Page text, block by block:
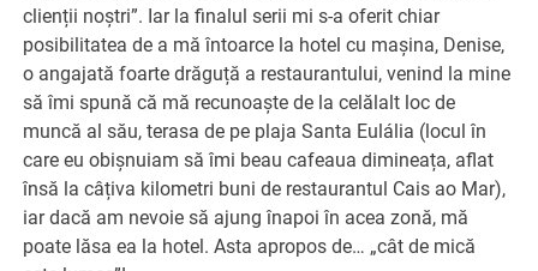
clienții noștri”. Iar la finalul serii mi s-a oferit chiar
posibilitatea de a mă întoarce la hotel cu mașina, Denise,
o angajată foarte drăguță a restaurantului, venind la mine
să îmi spună că mă recunoaște de la celălalt loc de
muncă al său, terasa de pe plaja Santa Eulália (locul în
care eu obișnuiam să îmi beau cafeaua dimineața, aflat
însă la câțiva kilometri buni de restaurantul Cais ao Mar),
iar dacă am nevoie să ajung înapoi în acea zonă, mă
poate lăsa ea la hotel. Asta apropos de… „cât de mică